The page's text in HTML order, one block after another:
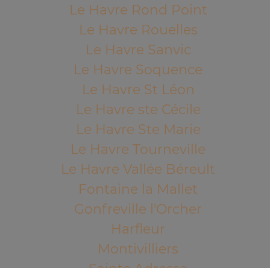
Le Havre Rond Point
Le Havre Rouelles
Le Havre Sanvic
Le Havre Soquence
Le Havre St Léon
Le Havre ste Cécile
Le Havre Ste Marie
Le Havre Tourneville
Le Havre Vallée Béreult
Fontaine la Mallet
Gonfreville l'Orcher
Harfleur
Montivilliers